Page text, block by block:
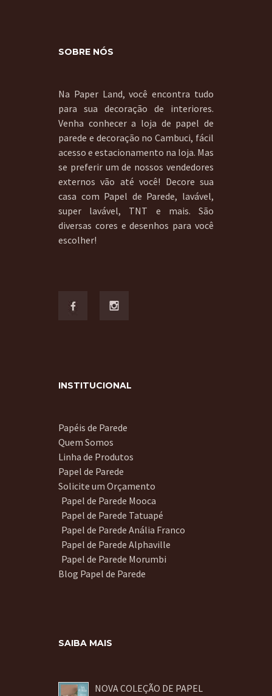
SOBRE NÓS
Na Paper Land, você encontra tudo
para sua decoração de interiores.
Venha conhecer a loja de papel de
parede e decoração no Cambuci, fácil
acesso e estacionamento na loja. Mas
se preferir um de nossos vendedores
externos vão até você! Decore sua
casa com Papel de Parede, lavável,
super lavável, TNT e mais. São
diversas cores e desenhos para você
escolher!
INSTITUCIONAL
Papéis de Parede
Quem Somos
Linha de Produtos
Papel de Parede
Solicite um Orçamento
Papel de Parede Mooca
Papel de Parede Tatuapé
Papel de Parede Anália Franco
Papel de Parede Alphaville
Papel de Parede Morumbi
Blog Papel de Parede
SAIBA MAIS
NOVA COLEÇÃO DE PAPEL